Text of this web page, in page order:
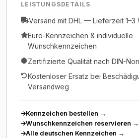
LEISTUNGSDETAILS
Versand mit DHL — Lieferzeit 1–3
Euro-Kennzeichen & individuelle
Wunschkennzeichen
Zertifizierte Qualität nach DIN-
Kostenloser Ersatz bei
Versandweg
Kennzeichen bestellen →
Wunschkennzeichen reservieren →
Alle deutschen Kennzeichen →